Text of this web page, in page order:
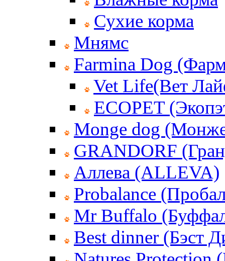
Сухие корма
Мнямс
Farmina Dog
Vet Life(Вет
ECOPET
Monge dog
GRANDORF
Аллева (ALLEVA)
Probalance
Mr Buffalo
Best dinner (Бэст